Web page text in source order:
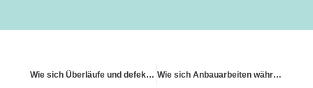
Wie sich Überläufe und defekte Spülkästen auf den Schutz auswirken Wie sich Anbauarbeiten während laufender Police verhalten